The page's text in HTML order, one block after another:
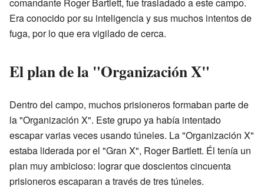
Era conocido por su inteligencia y sus muchos intentos de
fuga, por lo que era vigilado de cerca.
El plan de la "Organización X"
Dentro del campo, muchos prisioneros formaban parte de
la "Organización X". Este grupo ya había intentado
escapar varias veces usando túneles. La "Organización X"
estaba liderada por el "Gran X", Roger Bartlett. Él tenía un
plan muy ambicioso: lograr que doscientos cincuenta
prisioneros escaparan a través de tres túneles.